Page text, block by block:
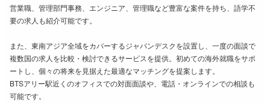
営業職、管理部門事務、エンジニア、管理職など豊富な案件を持ち、語学不
要の求人も紹介可能です。
また、東南アジア全域をカバーするジャパンデスクを設置し、一度の面談で
複数国の求人を比較・検討できるサービスを提供。初めての海外就職をサポ
ートし、個々の将来を見据えた最適なマッチングを提案します。
BTSアリー駅近くのオフィスでの対面面談や、電話・オンラインでの相談も
可能です。